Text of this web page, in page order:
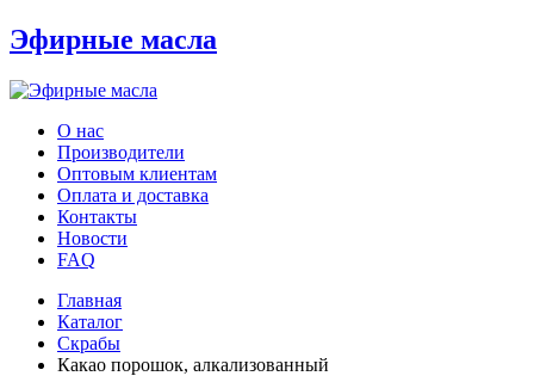
Эфирные масла
О нас
Производители
Оптовым клиентам
Оплата и доставка
Контакты
Новости
FAQ
Главная
Каталог
Скрабы
Какао порошок, алкализованный